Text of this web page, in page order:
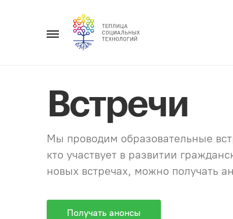
Главное
Встречи
Мы проводим образовательные
кто участвует в развитии
новых встречах, можно получать
Получать анонсы